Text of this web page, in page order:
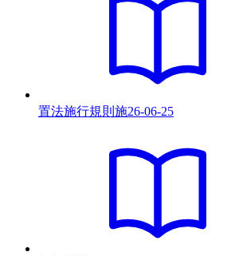
置法施行規則 施26-06-25